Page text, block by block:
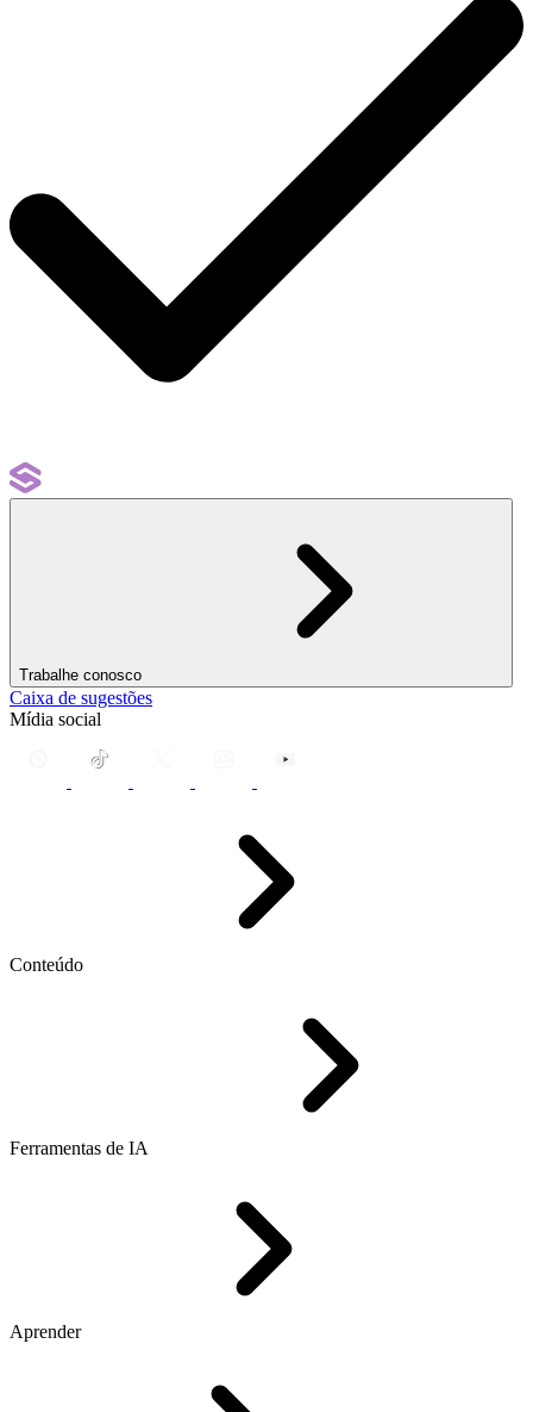
Trabalhe conosco
Caixa de sugestões
Mídia social
Conteúdo
Ferramentas de IA
Aprender